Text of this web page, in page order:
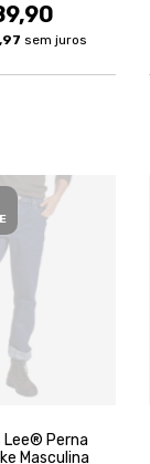
sem juros
Lee® Perna
Masculina